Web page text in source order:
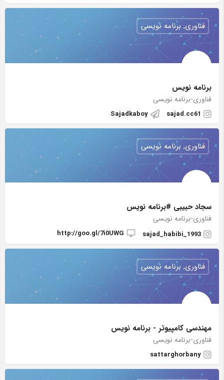
برنامه نویس
فناوری-برنامه نویسی
sajad.cc61
Sajadkaboy
فناوری, برنامه نویسی
سجاد حبیبی #برنامه نویس
فناوری-برنامه نویسی
sajad_habibi_1993
http://goo.gl/7i0UWG
فناوری, برنامه نویسی
مهندسی کامپیوتر - برنامه نویس
فناوری-برنامه نویسی
sattarghorbany
فناوری, برنامه نویسی